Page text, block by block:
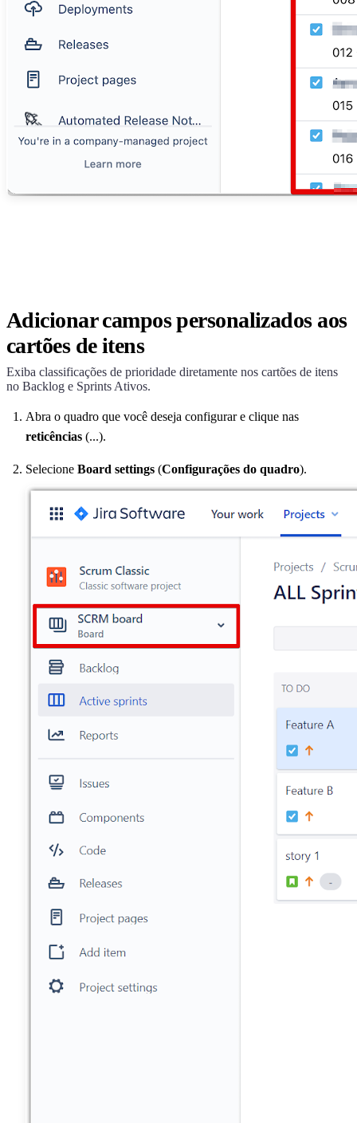
Adicionar campos personalizados aos
cartões de itens
Exiba classificações de prioridade diretamente nos cartões de itens
no Backlog e Sprints Ativos.
Abra o quadro que você deseja configurar e clique nas
reticências (...).
Selecione Board settings (Configurações do quadro).